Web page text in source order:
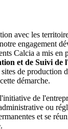
avec les
engagement
Calcia a mis en
et de Suivi de
de production
démarche.
de
ou
et se